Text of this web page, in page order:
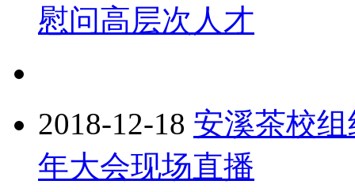
慰问高层次人才
2018-12-18 安溪茶校
年大会现场直播